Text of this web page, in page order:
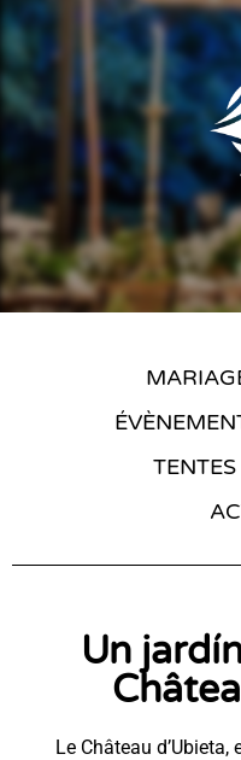
Un
Le Château